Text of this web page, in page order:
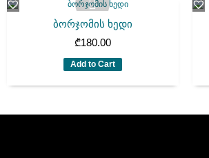
ბორჯომის ხედი
₾180.00
Add to Cart